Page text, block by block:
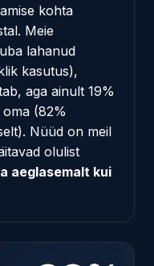
kohta
Meie
lahanud
kasutus),
aga ainult 19%
oma (82%
Nüüd on meil
olulist
aeglasemalt kui